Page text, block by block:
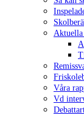
Våra
Vd